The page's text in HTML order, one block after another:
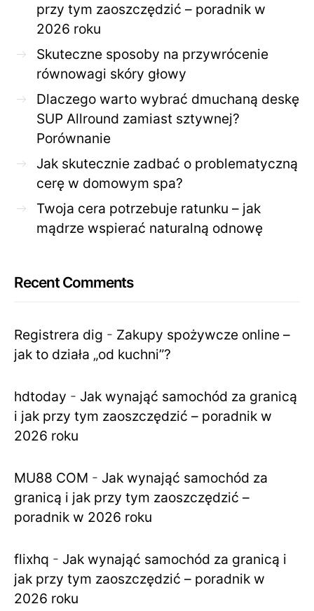
przy tym zaoszczędzić – poradnik w
2026 roku
Skuteczne sposoby na przywrócenie
równowagi skóry głowy
Dlaczego warto wybrać dmuchaną deskę
SUP Allround zamiast sztywnej?
Porównanie
Jak skutecznie zadbać o problematyczną
cerę w domowym spa?
Twoja cera potrzebuje ratunku – jak
mądrze wspierać naturalną odnowę
Recent Comments
Registrera dig - Zakupy spożywcze online –
jak to działa „od kuchni”?
hdtoday - Jak wynająć samochód za granicą
i jak przy tym zaoszczędzić – poradnik w
2026 roku
MU88 COM - Jak wynająć samochód za
granicą i jak przy tym zaoszczędzić –
poradnik w 2026 roku
flixhq - Jak wynająć samochód za granicą i
jak przy tym zaoszczędzić – poradnik w
2026 roku